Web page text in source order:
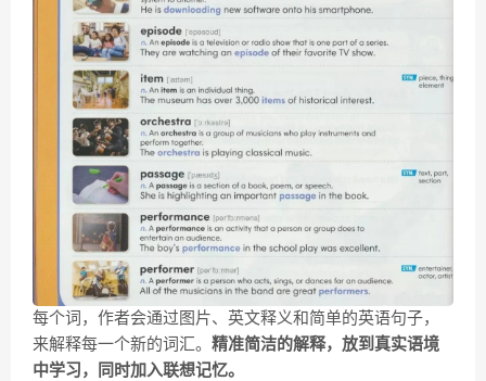
每个词，作者会通过图片、英文释义和简单的英语句子，
来解释每一个新的词汇。 精准简洁的解释，放到真实语境
中学习，同时加入联想记忆。